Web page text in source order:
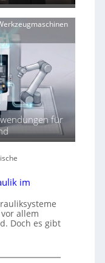
für
im
allem
Doch es gibt